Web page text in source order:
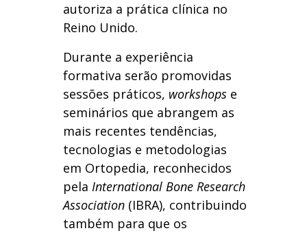
autoriza a prática clínica no
Reino Unido.
Durante a experiência
formativa serão promovidas
sessões práticos, workshopse
seminários que abrangem as
mais recentes tendências,
tecnologias e metodologias
em Ortopedia, reconhecidos
pela International Bone Research
Association(IBRA), contribuindo
também para que os